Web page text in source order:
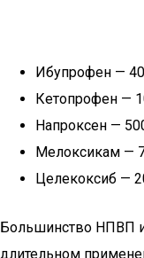
Ибупрофен —
Кетопрофен —
Напроксен —
Мелоксикам —
Целекоксиб —
Большинство НПВП
длительном